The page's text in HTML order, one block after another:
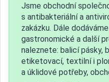
Jsme obchodní
s antibakteriální a
zakázku. Dále
gastronomické a další
naleznete: balicí pásky,
etiketovací, textilní i
a úklidové potřeby,